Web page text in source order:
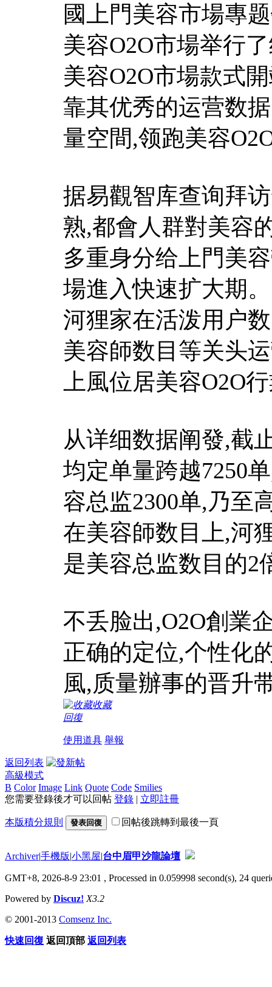
國上門美容市場專
美容O2O市場举行
美容O2O市場款式
靠其优秀的运营数
量空間,领跑美容
据易觀智库查询拜
熟,都會人群對美容
多重身分给上門美
場進入快速扩大期
河狸家在活泼用户
美容師数目等关头
上風位居美容O2O
从详细数据阐發,截
均定单量跨越7250
容总监2300单,乃至
在美容師数目上,河
是美容总监数目的2
不丢脸出,O2O創業
正确的定位,个性化
風,质量辦事的晋升
收藏
回復
使用道具 舉報
返回列表
高級模式
B Color Image Link Quote Code Smilies
您需要登錄後才可以回帖 登錄 | 立即註冊
本版積分規則 發表回復 回帖後跳轉到最後一頁
Archiver|手機版|小黑屋|台中眉甲沙龍論壇
GMT+8, 2026-8-9 23:01 , Processed in 0.059998 second(s), 24
Powered by Discuz! X3.2
© 2001-2013 Comsenz Inc.
快速回復 返回頂部 返回列表